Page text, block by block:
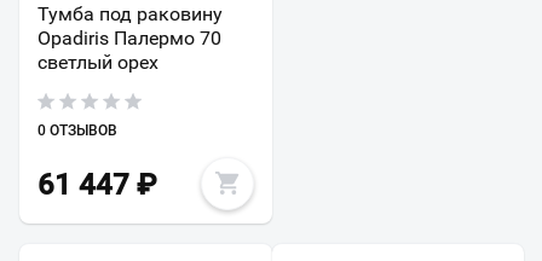
Тумба под раковину
Opadiris Палермо 70
светлый орех
0 ОТЗЫВОВ
61 447 ₽